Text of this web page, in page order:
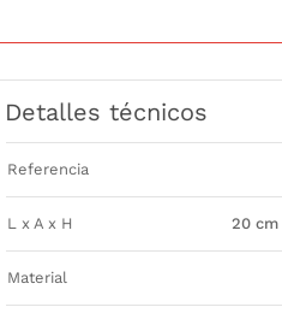
Detalles técnicos
Referencia
L x A x H 20 cm
Material